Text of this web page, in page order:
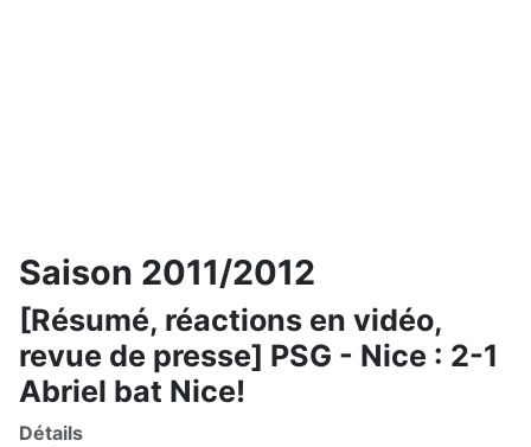
Saison 2011/2012
[Résumé, réactions en vidéo,
revue de presse] PSG - Nice : 2-1
Abriel bat Nice!
Détails